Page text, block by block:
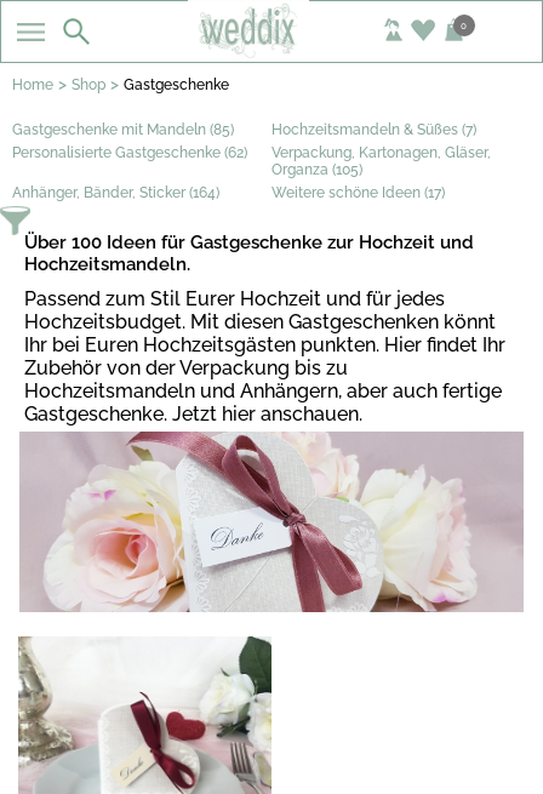
0
Home > Shop > Gastgeschenke
Gastgeschenke mit Mandeln (85)
Hochzeitsmandeln & Süßes (7)
Personalisierte Gastgeschenke (62)
Verpackung, Kartonagen, Gläser,
Organza (105)
Anhänger, Bänder, Sticker (164)
Weitere schöne Ideen (17)
Über 100 Ideen für Gastgeschenke zur Hochzeit und
Hochzeitsmandeln.
Passend zum Stil Eurer Hochzeit und für jedes
Hochzeitsbudget. Mit diesen Gastgeschenken könnt
Ihr bei Euren Hochzeitsgästen punkten. Hier findet Ihr
Zubehör von der Verpackung bis zu
Hochzeitsmandeln und Anhängern, aber auch fertige
Gastgeschenke. Jetzt hier anschauen.